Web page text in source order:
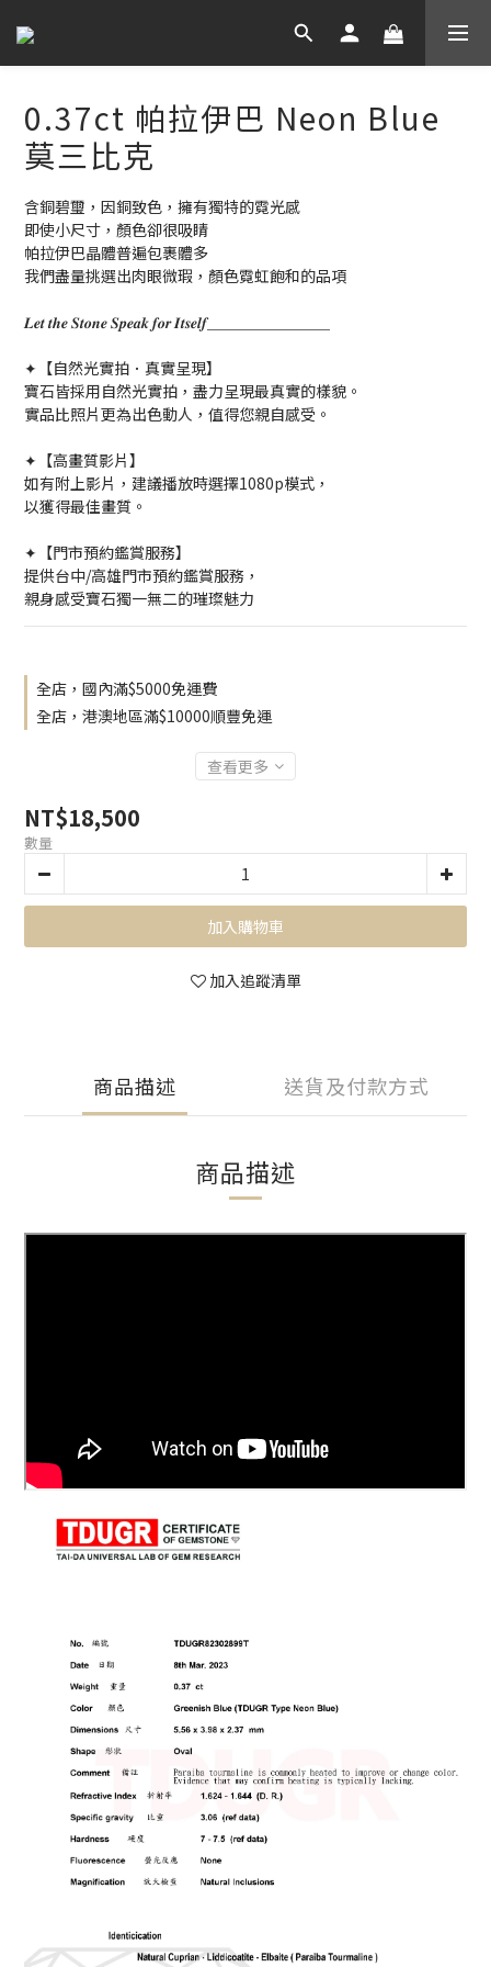
0.37ct 帕拉伊巴 Neon Blue
莫三比克
含銅碧璽，因銅致色，擁有獨特的霓光感
即使小尺寸，顏色卻很吸睛
帕拉伊巴晶體普遍包裹體多
我們盡量挑選出肉眼微瑕，顏色霓虹飽和的品項
𝑳𝒆𝒕 𝒕𝒉𝒆 𝑺𝒕𝒐𝒏𝒆 𝑺𝒑𝒆𝒂𝒌 𝒇𝒐𝒓 𝑰𝒕𝒔𝒆𝒍𝒇＿＿＿＿＿＿＿＿
✦【自然光實拍．真實呈現】
寶石皆採用自然光實拍，盡力呈現最真實的樣貌。
實品比照片更為出色動人，值得您親自感受。
✦【高畫質影片】
如有附上影片，建議播放時選擇1080p模式，
以獲得最佳畫質。
✦【門市預約鑑賞服務】
提供台中/高雄門市預約鑑賞服務，
親身感受寶石獨一無二的璀璨魅力
全店，國內滿$5000免運費
全店，港澳地區滿$10000順豐免運
查看更多
NT$18,500
數量
加入購物車
加入追蹤清單
商品描述 送貨及付款方式
商品描述